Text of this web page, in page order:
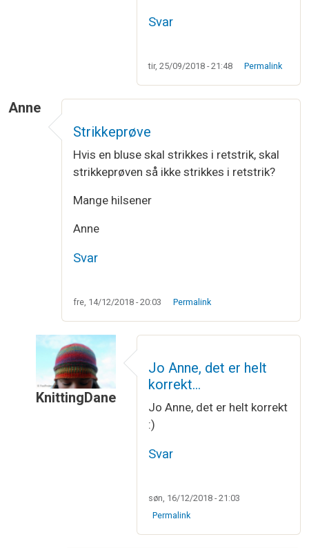
Svar
tir, 25/09/2018 - 21:48 Permalink
Anne
Strikkeprøve
Hvis en bluse skal strikkes i retstrik, skal
strikkeprøven så ikke strikkes i retstrik?
Mange hilsener
Anne
Svar
fre, 14/12/2018 - 20:03 Permalink
KnittingDane
StrikkeprøveafAnne
Jo Anne, det er helt
korrekt…
Jo Anne, det er helt korrekt
:)
Svar
søn, 16/12/2018 - 21:03
Permalink